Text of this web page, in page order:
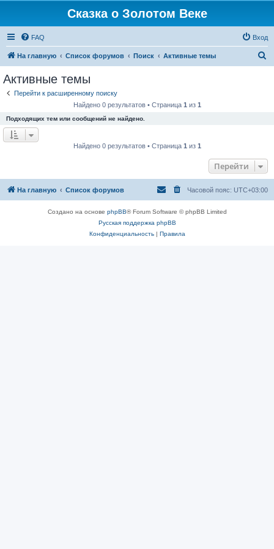
Сказка о Золотом Веке
FAQ Вход
На главную Список форумов Поиск Активные темы
Активные темы
Перейти к расширенному поиску
Найдено 0 результатов • Страница 1 из 1
Подходящих тем или сообщений не найдено.
Найдено 0 результатов • Страница 1 из 1
Перейти
На главную Список форумов Часовой пояс: UTC+03:00
Создано на основе phpBB® Forum Software © phpBB Limited
Русская поддержка phpBB
Конфиденциальность| Правила